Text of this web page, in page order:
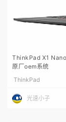
ThinkPad X1
原厂oem系统
ThinkPad
光速小子